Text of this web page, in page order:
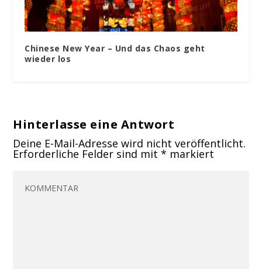
Chinese New Year – Und das Chaos geht
wieder los
Hinterlasse eine Antwort
Deine E-Mail-Adresse wird nicht veröffentlicht.
Erforderliche Felder sind mit* markiert